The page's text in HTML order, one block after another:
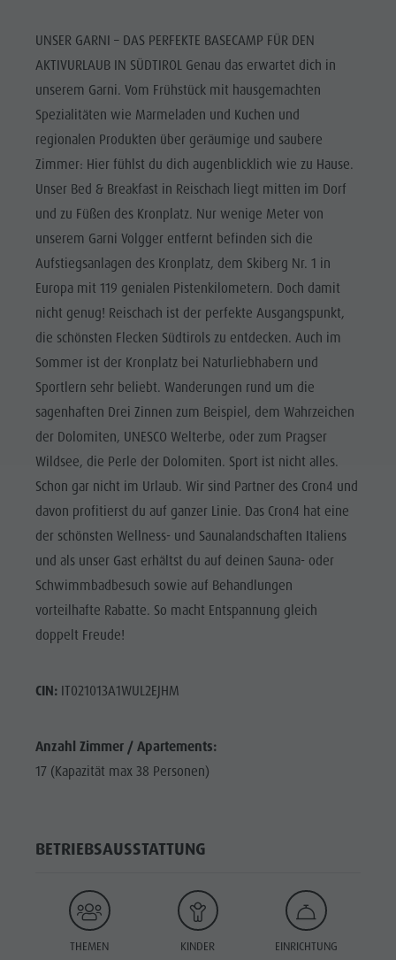
UNSER GARNI – DAS PERFEKTE BASECAMP FÜR DEN
AKTIVURLAUB IN SÜDTIROL Genau das erwartet dich in
unserem Garni. Vom Frühstück mit hausgemachten
Spezialitäten wie Marmeladen und Kuchen und
regionalen Produkten über geräumige und saubere
Zimmer: Hier fühlst du dich augenblicklich wie zu Hause.
Unser Bed & Breakfast in Reischach liegt mitten im Dorf
und zu Füßen des Kronplatz. Nur wenige Meter von
unserem Garni Volgger entfernt befinden sich die
Aufstiegsanlagen des Kronplatz, dem Skiberg Nr. 1 in
Europa mit 119 genialen Pistenkilometern. Doch damit
nicht genug! Reischach ist der perfekte Ausgangspunkt,
die schönsten Flecken Südtirols zu entdecken. Auch im
Sommer ist der Kronplatz bei Naturliebhabern und
Sportlern sehr beliebt. Wanderungen rund um die
sagenhaften Drei Zinnen zum Beispiel, dem Wahrzeichen
der Dolomiten, UNESCO Welterbe, oder zum Pragser
Wildsee, die Perle der Dolomiten. Sport ist nicht alles.
Schon gar nicht im Urlaub. Wir sind Partner des Cron4 und
davon profitierst du auf ganzer Linie. Das Cron4 hat eine
der schönsten Wellness- und Saunalandschaften Italiens
und als unser Gast erhältst du auf deinen Sauna- oder
Schwimmbadbesuch sowie auf Behandlungen
vorteilhafte Rabatte. So macht Entspannung gleich
doppelt Freude!
CIN:IT021013A1WUL2EJHM
Anzahl Zimmer / Apartements:
17 (Kapazität max 38 Personen)
BETRIEBSAUSSTATTUNG
THEMEN KINDER EINRICHTUNG